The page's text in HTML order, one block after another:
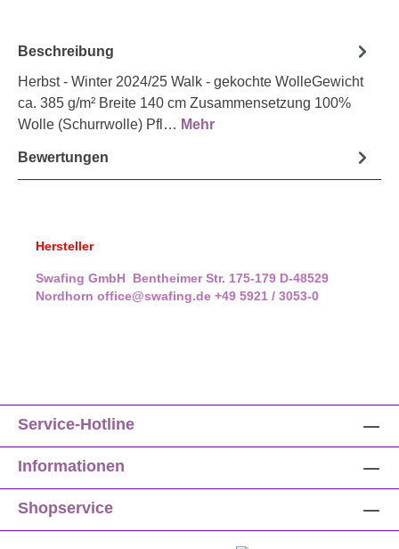
Beschreibung
Herbst - Winter 2024/25 Walk - gekochte WolleGewicht
ca. 385 g/m² Breite 140 cm Zusammensetzung 100%
Wolle (Schurrwolle) Pfl… Mehr
Bewertungen
Hersteller
Swafing GmbH Bentheimer Str. 175-179 D-48529
Nordhorn office@swafing.de +49 5921 / 3053-0
Service-Hotline
Informationen
Shopservice